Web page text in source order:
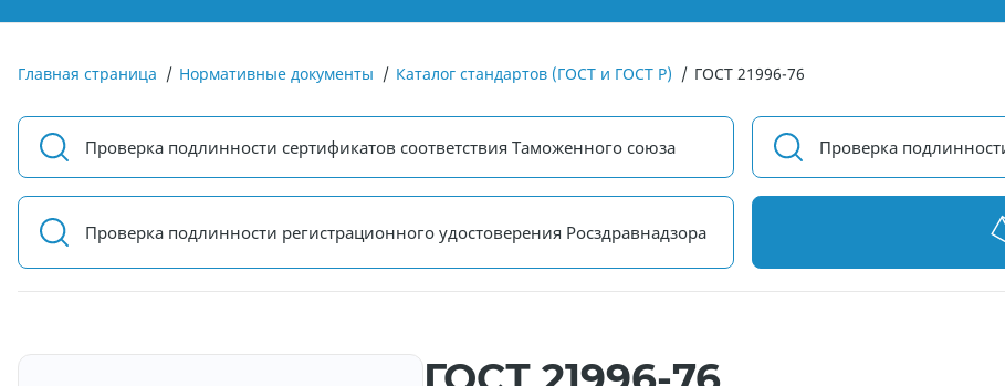
Главная страница / Нормативные документы / Каталог стандартов (ГОСТ и ГОСТ Р) / ГОСТ 21996-76
Проверка подлинности сертификатов соответствия Таможенного союза Проверка
Проверка подлинности регистрационного удостоверения Росздравнадзора